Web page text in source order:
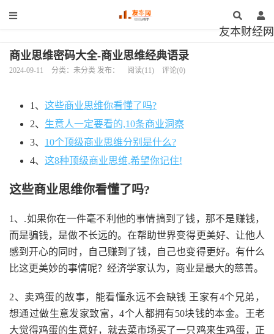
友本财经网
商业思维密码大全-商业思维经典语录
2024-09-11 分类：未分类 发布： 阅读(11) 评论(0)
1、 这些商业思维你看懂了吗?
2、 生意人一定要看的,10条商业洞察
3、 10个顶级商业思维分别是什么?
4、 这8种顶级商业思维,希望你记住!
这些商业思维你看懂了吗?
1、.如果你在一件毫不利他的事情搞到了钱，那不是赚钱，
而是骗钱，是做不长远的。在帮助世界变得更美好、让他人
感到开心的同时，自己赚到了钱，自己也变得更好。有什么
比这更美妙的事情呢？经济学家认为，商业是最大的慈善。
2、卖鸡蛋的故事，能看懂永远不会缺钱 王家有4个兄弟，
想通过做生意发家致富，4个人都拥有50块钱的本金。王老
大觉得鸡蛋的生意好，就去菜市场买了一只鸡来生鸡蛋，正